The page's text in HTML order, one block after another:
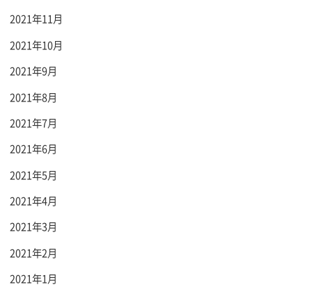
2021年11月
2021年10月
2021年9月
2021年8月
2021年7月
2021年6月
2021年5月
2021年4月
2021年3月
2021年2月
2021年1月